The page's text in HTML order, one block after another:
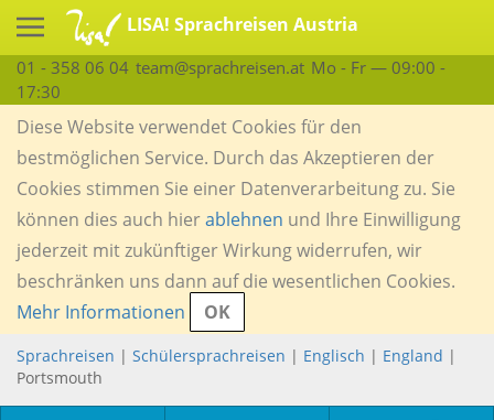
LISA! Sprachreisen Austria
01 - 358 06 04 team@sprachreisen.at Mo - Fr — 09:00 -
17:30
Diese Website verwendet Cookies für den
bestmöglichen Service. Durch das Akzeptieren der
Cookies stimmen Sie einer Datenverarbeitung zu. Sie
können dies auch hierablehnen und Ihre Einwilligung
jederzeit mit zukünftiger Wirkung widerrufen, wir
beschränken uns dann auf die wesentlichen Cookies.
Mehr Informationen
OK
Sprachreisen | Schülersprachreisen | Englisch | England |
Portsmouth